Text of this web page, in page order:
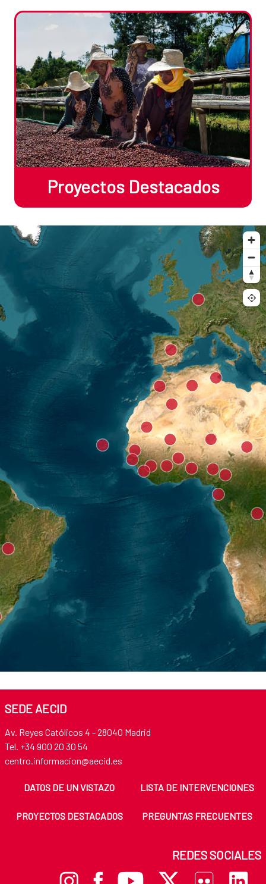
Proyectos Destacados
SEDE AECID
Av. Reyes Católicos 4 - 28040 Madrid
Tel. +34 900 20 30 54
centro.informacion@aecid.es
DATOS DE UN VISTAZO LISTA DE INTERVENCIONES
PROYECTOS DESTACADOS PREGUNTAS FRECUENTES
REDES SOCIALES